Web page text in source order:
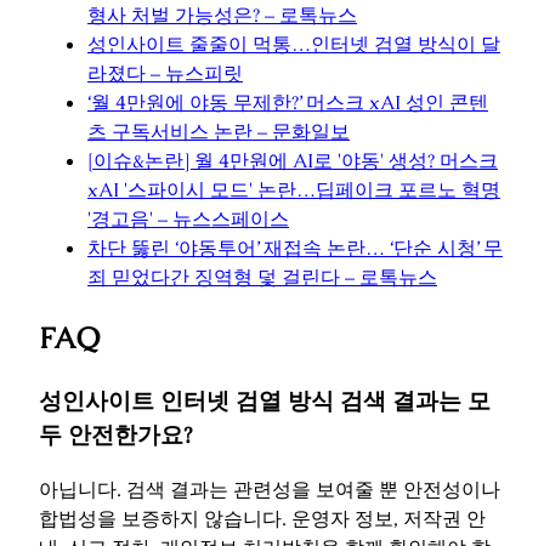
형사 처벌 가능성은? – 로톡뉴스
성인사이트 줄줄이 먹통…인터넷 검열 방식이 달
라졌다 – 뉴스피릿
‘월 4만원에 야동 무제한?’ 머스크 xAI 성인 콘텐
츠 구독서비스 논란 – 문화일보
[이슈&논란] 월 4만원에 AI로 '야동' 생성? 머스크
xAI '스파이시 모드' 논란…딥페이크 포르노 혁명
'경고음' – 뉴스스페이스
차단 뚫린 ‘야동투어’ 재접속 논란… ‘단순 시청’ 무
죄 믿었다간 징역형 덫 걸린다 – 로톡뉴스
FAQ
성인사이트 인터넷 검열 방식 검색 결과는 모
두 안전한가요?
아닙니다. 검색 결과는 관련성을 보여줄 뿐 안전성이나
합법성을 보증하지 않습니다. 운영자 정보, 저작권 안